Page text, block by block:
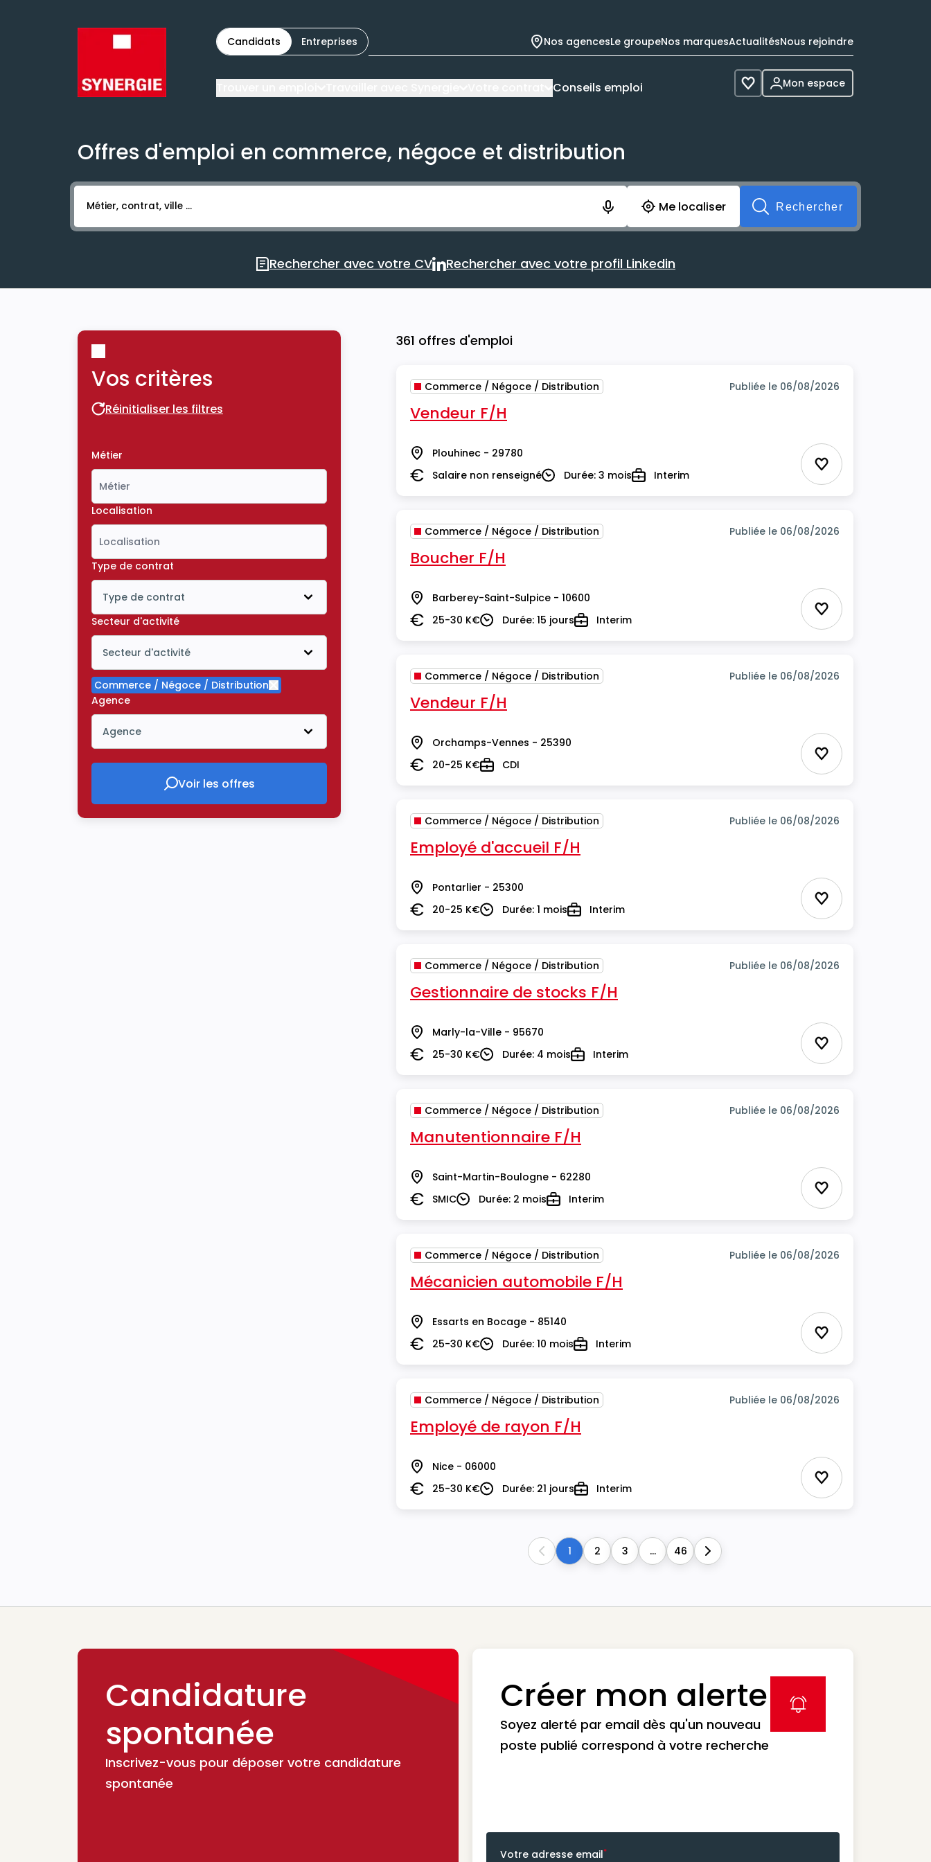
Candidats Entreprises Nos agencesLe groupeNos marquesActualitésNous rejoindre
Conseils emploi Voir les favoris
Mon espace
Offres d'emploi en commerce, négoce et distribution
Activer l’élément pour lancer l’enregistrement. Vous aurez 10 secondes pour enregistrer votre recherche avant soumission du formulaire. Vous
Me localiser
Rechercher
Rechercher avec votre CV
Rechercher avec votre CV
Rechercher avec votre profil Linkedin
Rechercher avec votre profil Linkedin
Vos critères
Réinitialiser les filtres
Réinitialiser les filtres
Métier
Localisation
Type de contrat
Type de contrat
Icône ouvrir la liste déroulante
Secteur d'activité
Secteur d'activité
Icône ouvrir la liste déroulante
Commerce / Négoce / Distribution
Supprimer le critère Commerce / Négoce / Distribution
Agence
Agence
Icône ouvrir la liste déroulante
Voir les offres
Voir les offres
361 offres d'emploi
Commerce / Négoce / Distribution Publiée le 06/08/2026
Vendeur F/H
Lieu Plouhinec - 29780
SalaireSalaire non renseignéDuréeDurée: 3 moisTypeInterim Ajouter aux
Commerce / Négoce / Distribution Publiée le 06/08/2026
Boucher F/H
Lieu Barberey-Saint-Sulpice - 10600
Salaire25-30 K€DuréeDurée: 15 joursTypeInterim Ajouter aux
Commerce / Négoce / Distribution Publiée le 06/08/2026
Vendeur F/H
Lieu Orchamps-Vennes - 25390
Salaire20-25 K€TypeCDI Ajouter aux
Commerce / Négoce / Distribution Publiée le 06/08/2026
Employé d'accueil F/H
Lieu Pontarlier - 25300
Salaire20-25 K€DuréeDurée: 1 moisTypeInterim Ajouter aux
Commerce / Négoce / Distribution Publiée le 06/08/2026
Gestionnaire de stocks F/H
Lieu Marly-la-Ville - 95670
Salaire25-30 K€DuréeDurée: 4 moisTypeInterim Ajouter aux
Commerce / Négoce / Distribution Publiée le 06/08/2026
Manutentionnaire F/H
Lieu Saint-Martin-Boulogne - 62280
Salaire
SMICDuréeDurée: 2 moisTypeInterim Ajouter aux
Commerce / Négoce / Distribution Publiée le 06/08/2026
Mécanicien automobile F/H
Lieu Essarts en Bocage - 85140
Salaire25-30 K€DuréeDurée: 10 moisTypeInterim Ajouter aux
Commerce / Négoce / Distribution Publiée le 06/08/2026
Employé de rayon F/H
Lieu Nice - 06000
Salaire25-30 K€DuréeDurée: 21 joursTypeInterim Ajouter aux
Previous
1 2 3 ... 46 Next
Candidature
spontanée
Inscrivez-vous pour déposer votre candidature
spontanée
Créer mon alerte
Soyez alerté par email dès qu'un nouveau
poste publié correspond à votre recherche
label icon
Votre adresse email*